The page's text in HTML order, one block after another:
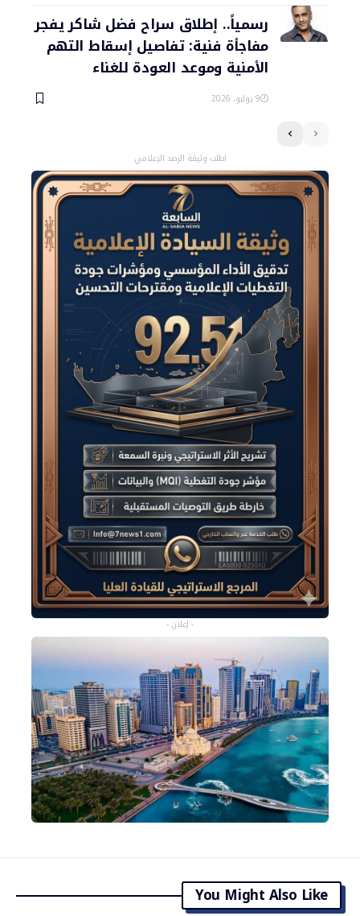
رسمياً.. إطلاق سراح فضل شاكر يفجر
مفاجأة فنية: تفاصيل إسقاط التهم
الأمنية وموعد العودة للغناء
9 يوليو، 2026
اطلب وثيقة الرصد الإعلامي
- إعلان -
You Might Also Like